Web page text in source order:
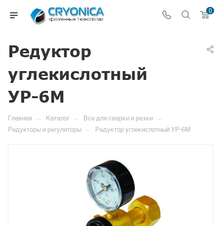
0
Редуктор
углекислотный
УР-6М
Главная — Каталог — Все для сварки и резки —
Редукторы и регуляторы — Редуктор углекислотный УР-6М